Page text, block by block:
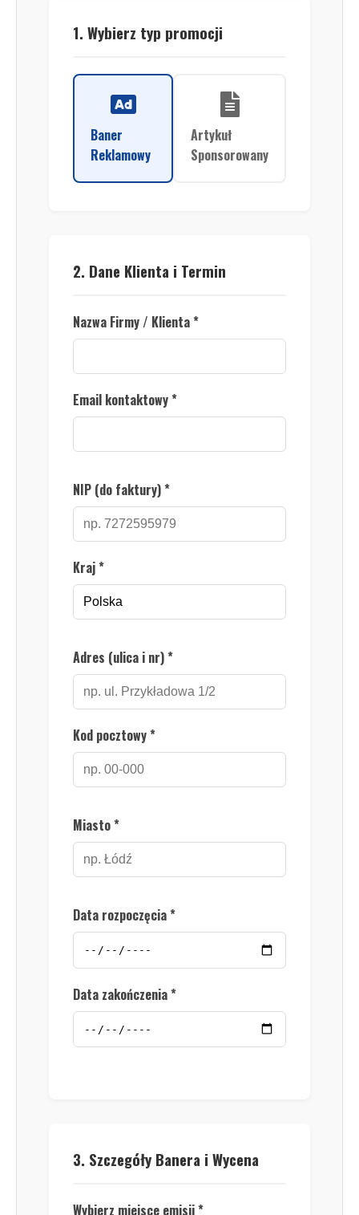
1. Wybierz typ promocji
Baner
Reklamowy
Artykuł
Sponsorowany
2. Dane Klienta i Termin
Nazwa Firmy / Klienta *
Email kontaktowy *
NIP (do faktury) *
Kraj *
Adres (ulica i nr) *
Kod pocztowy *
Miasto *
Data rozpoczęcia *
Data zakończenia *
3. Szczegóły Banera i Wycena
Wybierz miejsce emisji *